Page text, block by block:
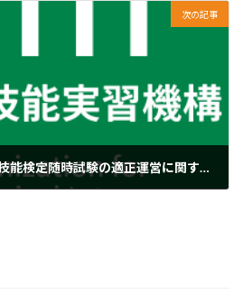
次の記事
外国人技能実習機構｜技能検定随時試験の適正運営に関する協力のお願いについて